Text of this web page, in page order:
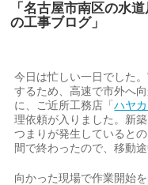
「名古屋市南区の水
の工事ブログ」
今日は忙しい一日でした
するため、高速で市外へ
に、ご近所工務店「ハヤ
理依頼が入りました。新
つまりが発生していると
間で終わったので、移動
向かった現場で作業開始